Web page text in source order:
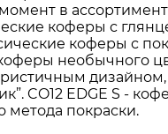
в
коферы с
коферы с
необычного
CO12 EDGE S -
метода покраски.